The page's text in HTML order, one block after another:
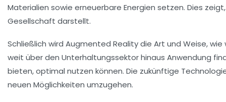
Materialien sowie erneuerbare Energien setzen. Dies
Gesellschaft darstellt.
Schließlich wird Augmented Realitydie Art und Weise,
weit über den Unterhaltungssektor hinaus Anwendung
bieten, optimal nutzen können. Die zukünftige
neuen Möglichkeiten umzugehen.